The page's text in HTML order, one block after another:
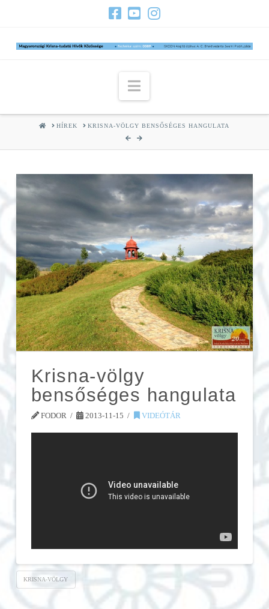
Navigation
HOMEHÍREK KRISNA-VÖLGY BENSŐSÉGES HANGULATA
Krisna-völgy
bensőséges hangulata
FODOR 2013-11-15 VIDEÓTÁR
KRISNA-VÖLGY